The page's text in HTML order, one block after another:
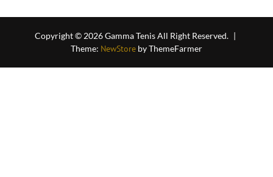
Copyright © 2026 Gamma Tenis All Right Reserved. |
Theme: NewStore by ThemeFarmer